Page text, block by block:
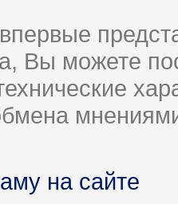
Вы можете
на сайте